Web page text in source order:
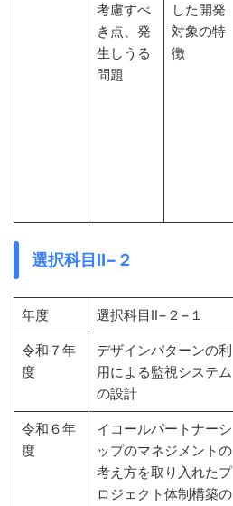
考慮すべ
き点、発
生しうる
問題
した開発
対象の特
徴
選択科目Ⅱ−２
年度 選択科目Ⅱ−２−１
令和７年
度
デザインパターンの利
用による監視システム
の設計
令和６年
度
イコールパートナーシ
ップのマネジメントの
考え方を取り入れたプ
ロジェクト体制構築の